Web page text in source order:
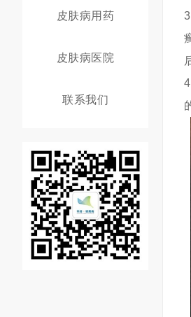
皮肤病用药
皮肤病医院
联系我们